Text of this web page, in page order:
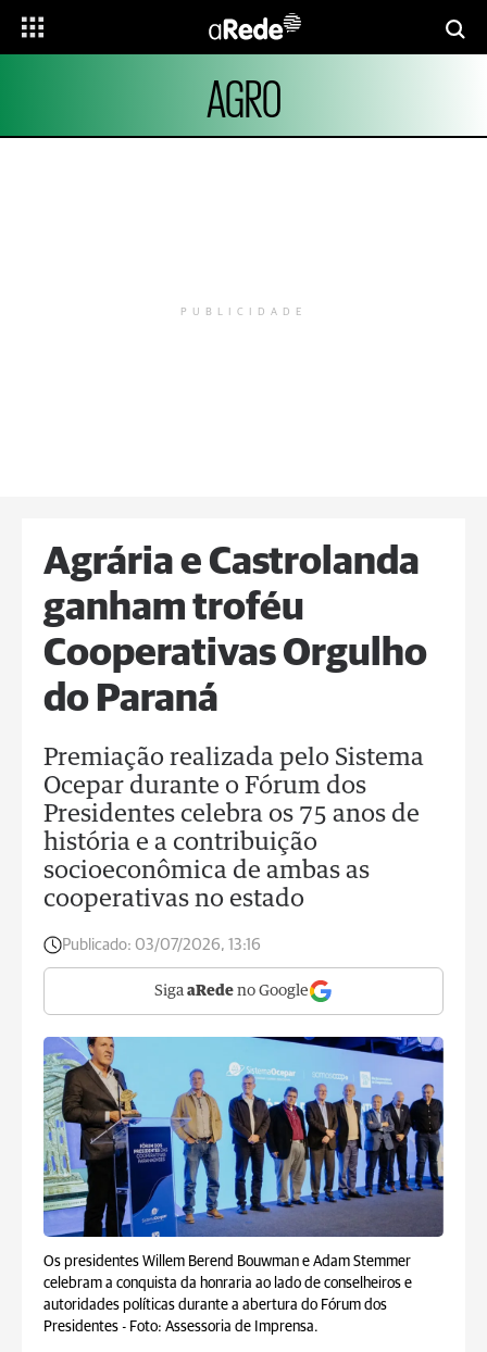
AGRO
PUBLICIDADE
Agrária e Castrolanda
ganham troféu
Cooperativas Orgulho
do Paraná
Premiação realizada pelo Sistema
Ocepar durante o Fórum dos
Presidentes celebra os 75 anos de
história e a contribuição
socioeconômica de ambas as
cooperativas no estado
Publicado: 03/07/2026, 13:16
Siga aRede no Google
Os presidentes Willem Berend Bouwman e Adam Stemmer
celebram a conquista da honraria ao lado de conselheiros e
autoridades políticas durante a abertura do Fórum dos
Presidentes - Foto: Assessoria de Imprensa.